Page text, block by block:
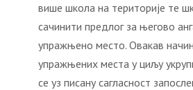
више школа на територије те
сачинити предлог за његово
упражњено место. Овакав
упражњених места у циљу
се уз писану сагласност